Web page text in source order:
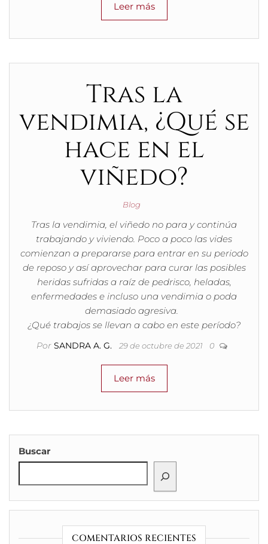
Leer más
Tras la
vendimia, ¿Qué se
hace en el
viñedo?
Blog
Tras la vendimia, el viñedo no para y continúa
trabajando y viviendo. Poco a poco las vides
comienzan a prepararse para entrar en su periodo
de reposo y así aprovechar para curar las posibles
heridas sufridas a raíz de pedrisco, heladas,
enfermedades e incluso una vendimia o poda
demasiado agresiva.
¿Qué trabajos se llevan a cabo en este período?
Por SANDRA A. G. 29 de octubre de 2021 0
Leer más
Buscar
COMENTARIOS RECIENTES